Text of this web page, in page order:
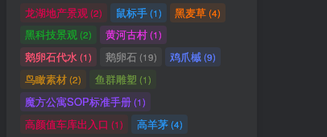
龙湖地产景观 (2) 鼠标手(1) 黑麦草(4)
黑科技景观(2) 黄河古村(1)
鹅卵石代水(1) 鹅卵石(19) 鸡爪槭(9)
鸟瞰素材(2) 鱼群雕塑 (1)
魔方公寓SOP标准手册(1)
高颜值车库出入口 (1) 高羊茅(4)